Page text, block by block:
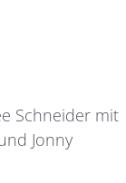
Schneider mit
Jonny